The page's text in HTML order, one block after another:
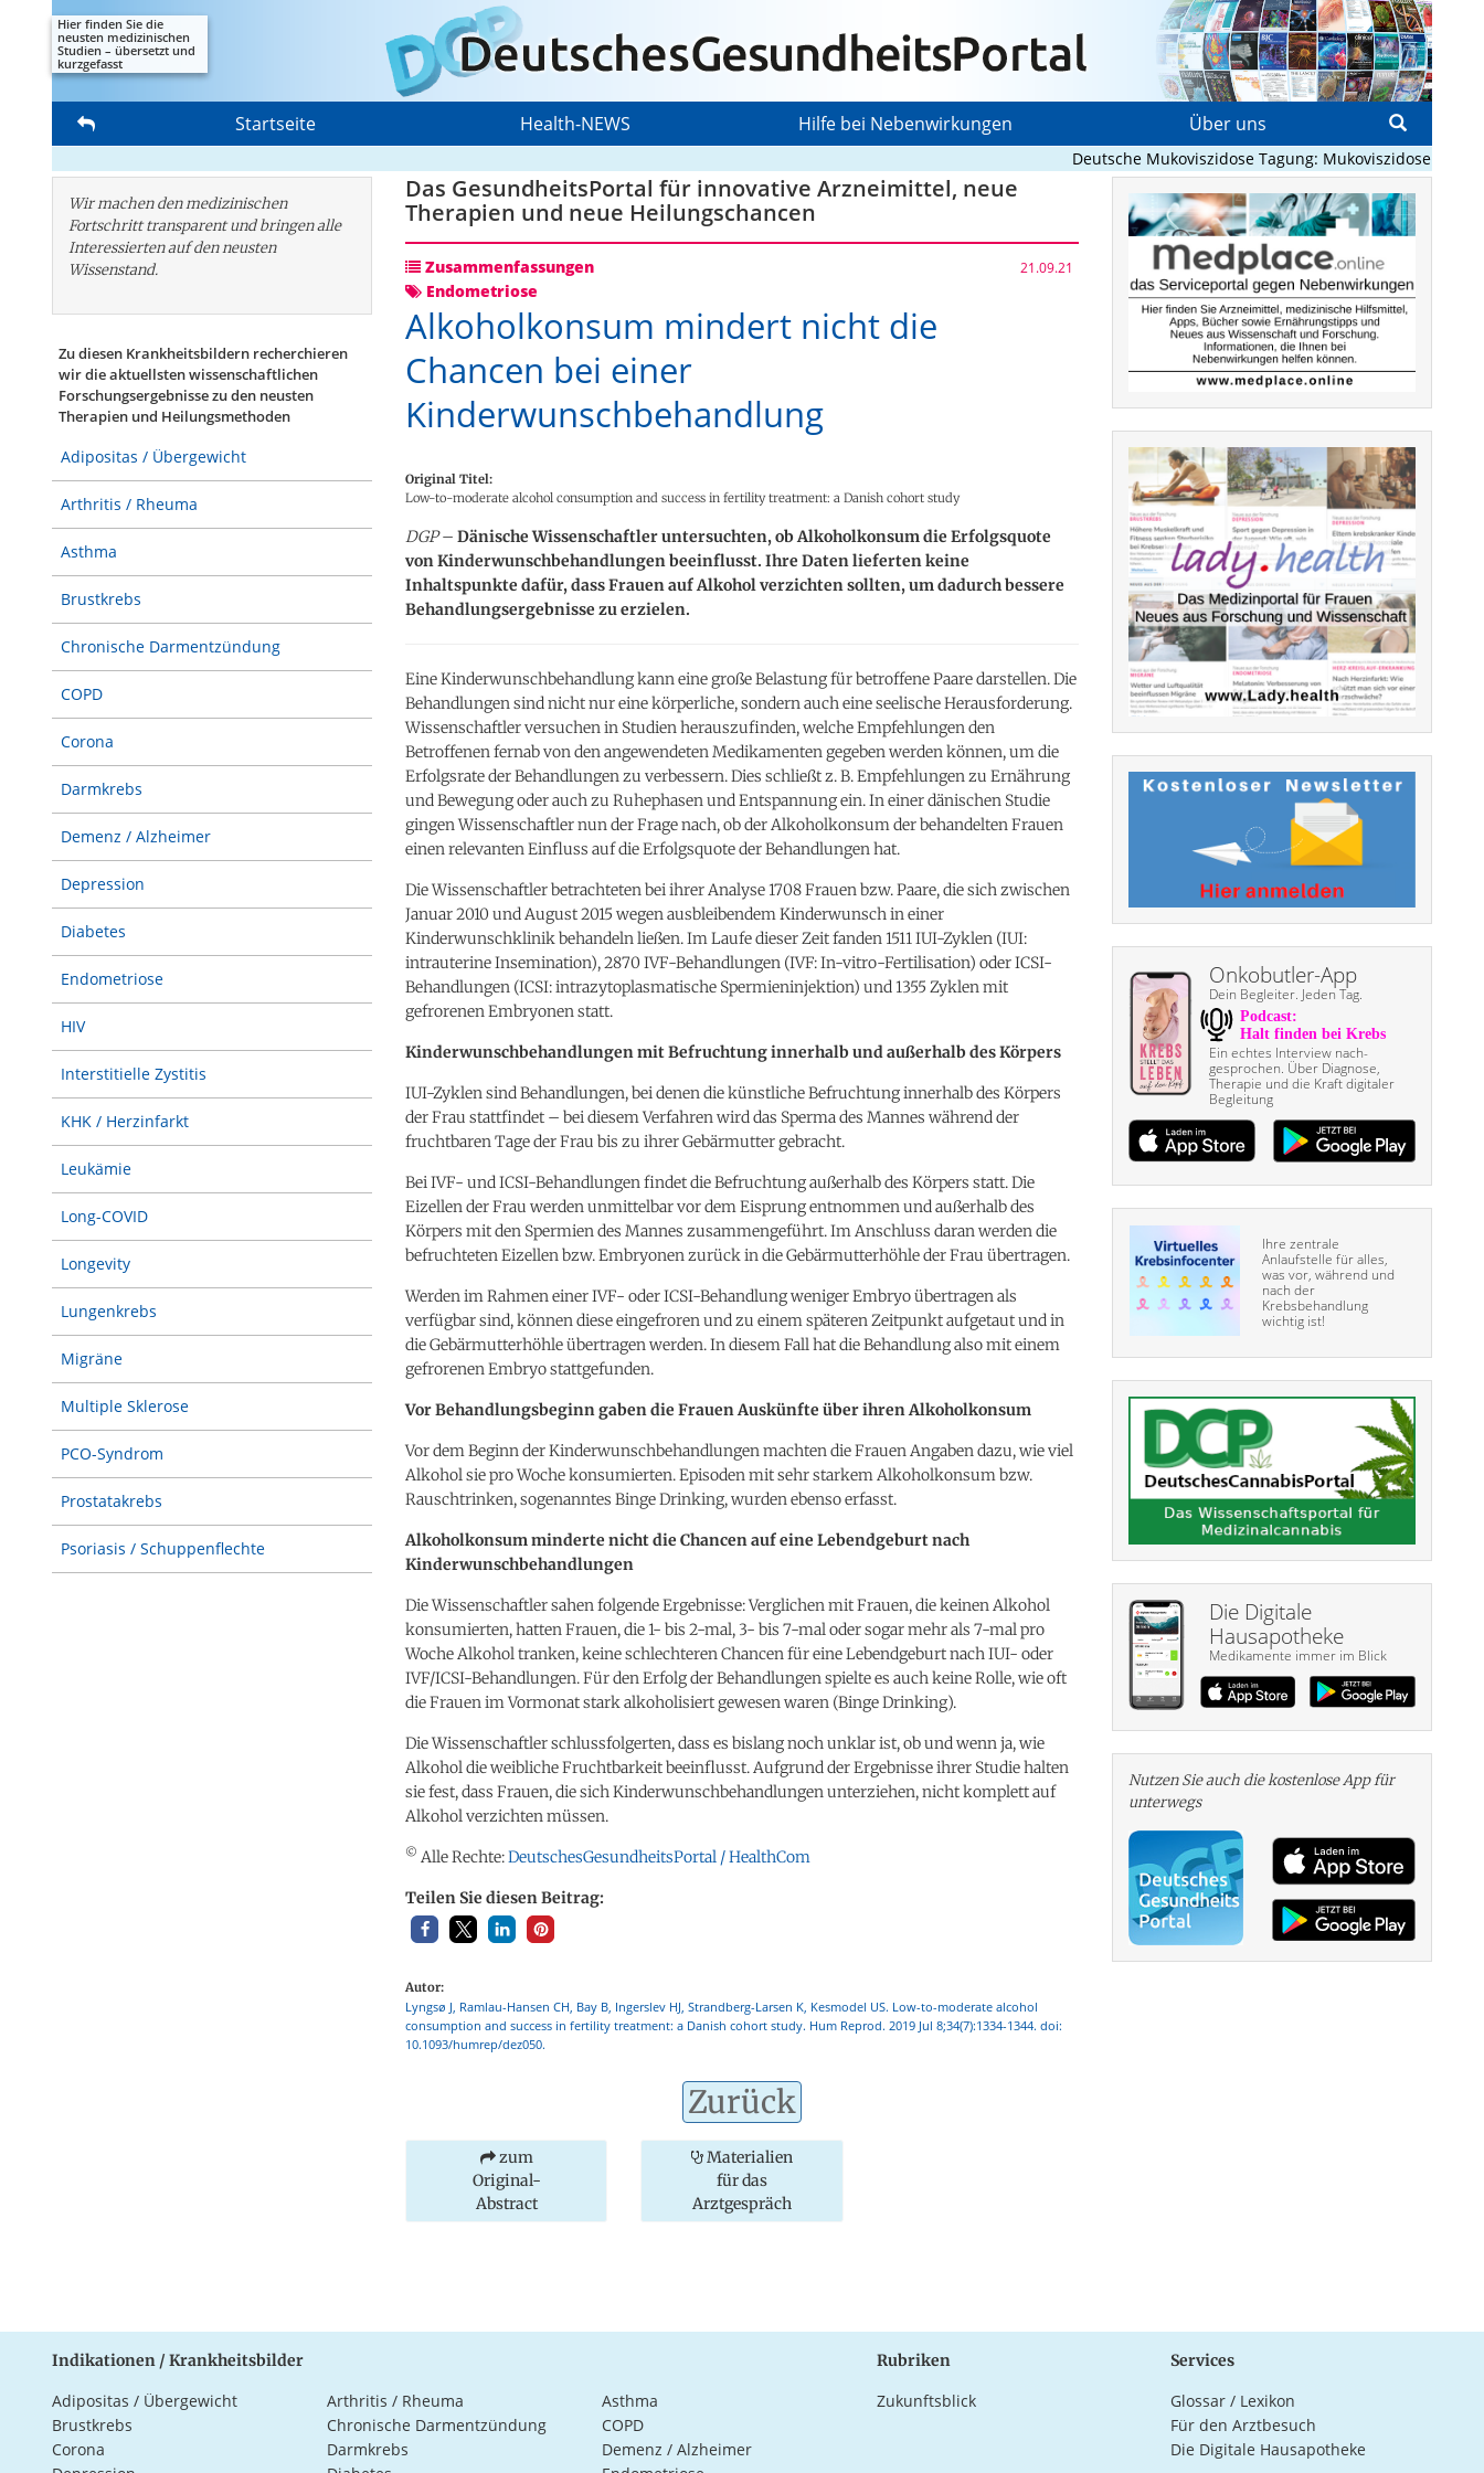
Hier finden Sie die
neusten medizinischen
Studien – übersetzt und
kurzgefasst
Startseite Health-NEWS Hilfe bei Nebenwirkungen Über uns
Deutsche Mukoviszidose Tagung: Mukoviszidose neu
Wir machen den medizinischen
Fortschritt transparent und bringen alle
Interessierten auf den neusten
Wissenstand.
Zu diesen Krankheitsbildern recherchieren
wir die aktuellsten wissenschaftlichen
Forschungs­ergebnisse zu den neusten
Therapien und Heilungsmethoden
Adipositas / Übergewicht
Arthritis / Rheuma
Asthma
Brustkrebs
Chronische Darmentzündung
COPD
Corona
Darmkrebs
Demenz / Alzheimer
Depression
Diabetes
Endometriose
HIV
Interstitielle Zystitis
KHK / Herzinfarkt
Leukämie
Long-COVID
Longevity
Lungenkrebs
Migräne
Multiple Sklerose
PCO-Syndrom
Prostatakrebs
Psoriasis / Schuppenflechte
Das GesundheitsPortal für innovative Arzneimittel, neue
Therapien und neue Heilungschancen
Zusammenfassungen 21.09.21
Endometriose
Alkoholkonsum mindert nicht die
Chancen bei einer
Kinderwunschbehandlung
Original Titel:
Low-to-moderate alcohol consumption and success in fertility treatment: a Danish cohort study
DGP– Dänische Wissenschaftler untersuchten, ob Alkoholkonsum die Erfolgsquote
von Kinderwunschbehandlungen beeinflusst. Ihre Daten lieferten keine
Inhaltspunkte dafür, dass Frauen auf Alkohol verzichten sollten, um dadurch bessere
Behandlungsergebnisse zu erzielen.
Eine Kinderwunschbehandlung kann eine große Belastung für betroffene Paare darstellen. Die
Behandlungen sind nicht nur eine körperliche, sondern auch eine seelische Herausforderung.
Wissenschaftler versuchen in Studien herauszufinden, welche Empfehlungen den
Betroffenen fernab von den angewendeten Medikamenten gegeben werden können, um die
Erfolgsrate der Behandlungen zu verbessern. Dies schließt z. B. Empfehlungen zu Ernährung
und Bewegung oder auch zu Ruhephasen und Entspannung ein. In einer dänischen Studie
gingen Wissenschaftler nun der Frage nach, ob der Alkoholkonsum der behandelten Frauen
einen relevanten Einfluss auf die Erfolgsquote der Behandlungen hat.
Die Wissenschaftler betrachteten bei ihrer Analyse 1708 Frauen bzw. Paare, die sich zwischen
Januar 2010 und August 2015 wegen ausbleibendem Kinderwunsch in einer
Kinderwunschklinik behandeln ließen. Im Laufe dieser Zeit fanden 1511 IUI-Zyklen (IUI:
intrauterine Insemination), 2870 IVF-Behandlungen (IVF: In-vitro-Fertilisation) oder ICSI-
Behandlungen (ICSI: intrazytoplasmatische Spermieninjektion) und 1355 Zyklen mit
gefrorenen Embryonen statt.
Kinderwunschbehandlungen mit Befruchtung innerhalb und außerhalb des Körpers
IUI-Zyklen sind Behandlungen, bei denen die künstliche Befruchtung innerhalb des Körpers
der Frau stattfindet – bei diesem Verfahren wird das Sperma des Mannes während der
fruchtbaren Tage der Frau bis zu ihrer Gebärmutter gebracht.
Bei IVF- und ICSI-Behandlungen findet die Befruchtung außerhalb des Körpers statt. Die
Eizellen der Frau werden unmittelbar vor dem Eisprung entnommen und außerhalb des
Körpers mit den Spermien des Mannes zusammengeführt. Im Anschluss daran werden die
befruchteten Eizellen bzw. Embryonen zurück in die Gebärmutterhöhle der Frau übertragen.
Werden im Rahmen einer IVF- oder ICSI-Behandlung weniger Embryo übertragen als
verfügbar sind, können diese eingefroren und zu einem späteren Zeitpunkt aufgetaut und in
die Gebärmutterhöhle übertragen werden. In diesem Fall hat die Behandlung also mit einem
gefrorenen Embryo stattgefunden.
Vor Behandlungsbeginn gaben die Frauen Auskünfte über ihren Alkoholkonsum
Vor dem Beginn der Kinderwunschbehandlungen machten die Frauen Angaben dazu, wie viel
Alkohol sie pro Woche konsumierten. Episoden mit sehr starkem Alkoholkonsum bzw.
Rauschtrinken, sogenanntes Binge Drinking, wurden ebenso erfasst.
Alkoholkonsum minderte nicht die Chancen auf eine Lebendgeburt nach
Kinderwunschbehandlungen
Die Wissenschaftler sahen folgende Ergebnisse: Verglichen mit Frauen, die keinen Alkohol
konsumierten, hatten Frauen, die 1- bis 2-mal, 3- bis 7-mal oder sogar mehr als 7-mal pro
Woche Alkohol tranken, keine schlechteren Chancen für eine Lebendgeburt nach IUI- oder
IVF/ICSI-Behandlungen. Für den Erfolg der Behandlungen spielte es auch keine Rolle, wie oft
die Frauen im Vormonat stark alkoholisiert gewesen waren (Binge Drinking).
Die Wissenschaftler schlussfolgerten, dass es bislang noch unklar ist, ob und wenn ja, wie
Alkohol die weibliche Fruchtbarkeit beeinflusst. Aufgrund der Ergebnisse ihrer Studie halten
sie fest, dass Frauen, die sich Kinderwunschbehandlungen unterziehen, nicht komplett auf
Alkohol verzichten müssen.
© Alle Rechte:DeutschesGesundheitsPortal / HealthCom
Teilen Sie diesen Beitrag:
Autor:
Lyngsø J, Ramlau-Hansen CH, Bay B, Ingerslev HJ, Strandberg-Larsen K, Kesmodel US. Low-to-moderate alcohol
consumption and success in fertility treatment: a Danish cohort study. Hum Reprod. 2019 Jul 8;34(7):1334-1344. doi:
10.1093/humrep/dez050.
Zurück
zum
Original-
Abstract
Materialien
für das
Arztgespräch
Onkobutler-App
Dein Begleiter. Jeden Tag.
Ein echtes Interview nach­
gesprochen. Über Diagnose,
Therapie und die Kraft digitaler
Begleitung
Ihre zentrale
Anlaufstelle für alles,
was vor, während und
nach der
Krebsbehandlung
wichtig ist!
Die Digitale
Hausapotheke
Medikamente immer im Blick
Nutzen Sie auch die kosten­lose App für
unterwegs
Indikationen / Krankheitsbilder
Adipositas / Übergewicht Arthritis / Rheuma
Asthma
Brustkrebs
Chronische Darmentzündung
COPD
Corona
Darmkrebs
Demenz / Alzheimer
Rubriken
Zukunftsblick
Services
Glossar / Lexikon
Für den Arztbesuch
Die Digitale Hausapotheke